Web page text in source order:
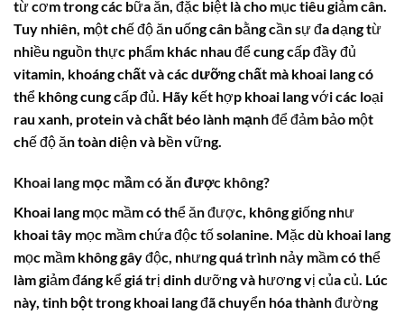
từ cơm trong các bữa ăn, đặc biệt là cho mục tiêu giảm cân.
Tuy nhiên, một chế độ ăn uống cân bằng cần sự đa dạng từ
nhiều nguồn thực phẩm khác nhau để cung cấp đầy đủ
vitamin khoáng chấtvà cácdưỡng chất mà khoai lang có
thể không cung cấp đủ. Hãy kết hợp khoai lang với các loại
rau xanh, proteinvàchất béo lành mạnhđể đảm bảo một
chế độ ăn toàn diện và bền vững.
Khoai lang mọc mầm có ăn được không?
Khoai lang mọc mầm có thể ăn được, không giống như
khoai tây mọc mầm chứa độc tố solanine. Mặc dù khoai lang
mọc mầm không gây độc, nhưng quá trình nảy mầm có thể
làm giảm đáng kể giá trị dinh dưỡng và hương vị của củ. Lúc
này, tinh bộttrong khoai lang đã chuyển hóa thành đường